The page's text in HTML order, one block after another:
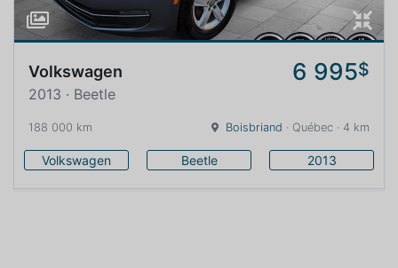
Volkswagen 6 995$
2013 · Beetle
188 000 km Boisbriand · Québec · 4 km
Volkswagen Beetle 2013